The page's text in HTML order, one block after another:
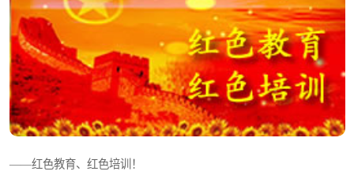
——红色教育、红色培训！